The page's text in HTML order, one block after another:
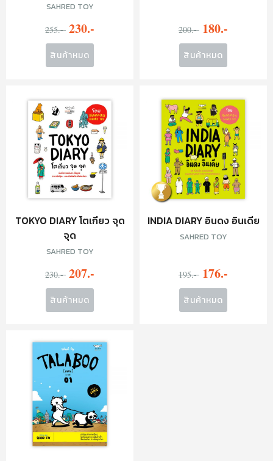
SAHRED TOY
255.- 230.-
สินค้าหมด
200.- 180.-
สินค้าหมด
TOKYO DIARY โตเกียว จุด
จุด
SAHRED TOY
230.- 207.-
สินค้าหมด
INDIA DIARY อินดง อินเดีย
SAHRED TOY
195.- 176.-
สินค้าหมด